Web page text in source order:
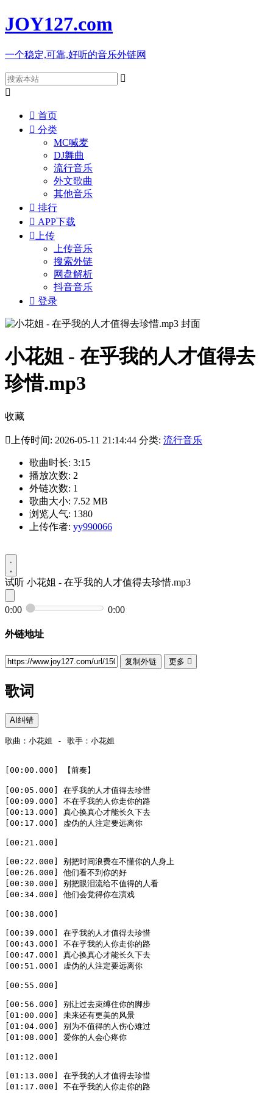
JOY127.com
一个稳定,可靠,好听的音乐外链网


 首页
 分类
MC喊麦
DJ舞曲
流行音乐
外文歌曲
其他音乐
 排行
 APP下载
 上传
上传音乐
搜索外链
网盘解析
抖音音乐
 登录
小花姐 - 在乎我的人才值得去
珍惜.mp3
收藏
 上传时间: 2026-05-11 21:14:44 分类: 流行音乐
歌曲时长: 3:15
播放次数: 2
外链次数: 1
歌曲大小: 7.52 MB
浏览人气: 1380
上传作者: yy990066
试听 小花姐 - 在乎我的人才值得去珍惜.mp3
0:00 0:00
外链地址
复制外链 更多 
歌词
AI纠错
歌曲：小花姐 - 歌手：小花姐
[00:00.000] 【前奏】
[00:05.000] 在乎我的人才值得去珍惜
[00:09.000] 不在乎我的人你走你的路
[00:13.000] 真心换真心才能长久下去
[00:17.000] 虚伪的人注定要远离你
[00:21.000]
[00:22.000] 别把时间浪费在不懂你的人身上
[00:26.000] 他们看不到你的好
[00:30.000] 别把眼泪流给不值得的人看
[00:34.000] 他们会觉得你在演戏
[00:38.000]
[00:39.000] 在乎我的人才值得去珍惜
[00:43.000] 不在乎我的人你走你的路
[00:47.000] 真心换真心才能长久下去
[00:51.000] 虚伪的人注定要远离你
[00:55.000]
[00:56.000] 别让过去束缚住你的脚步
[01:00.000] 未来还有更美的风景
[01:04.000] 别为不值得的人伤心难过
[01:08.000] 爱你的人会心疼你
[01:12.000]
[01:13.000] 在乎我的人才值得去珍惜
[01:17.000] 不在乎我的人你走你的路